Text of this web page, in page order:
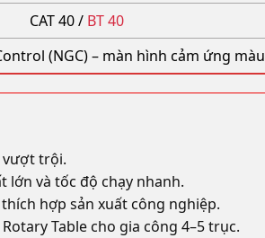
CAT 40 / BT 40
(NGC) – màn hình cảm ứng màu
vượt trội.
và tốc độ chạy nhanh.
hợp sản xuất công nghiệp.
Rotary Table cho gia công 4–5 trục.